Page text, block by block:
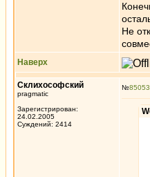
Не
Наверх
Склихософский
pragmatic
Зарегистрирован:
24.02.2005
Суждений: 2414
№85053